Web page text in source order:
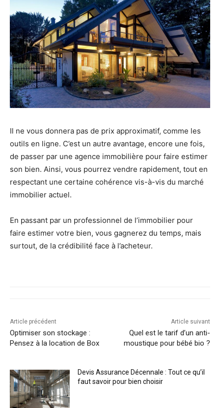
Il ne vous donnera pas de prix approximatif, comme les
outils en ligne. C’est un autre avantage, encore une fois,
de passer par une agence immobilière pour faire estimer
son bien. Ainsi, vous pourrez vendre rapidement, tout en
respectant une certaine cohérence vis-à-vis du marché
immobilier actuel.
En passant par un professionnel de l’immobilier pour
faire estimer votre bien, vous gagnerez du temps, mais
surtout, de la crédibilité face à l’acheteur.
Article précédent
Optimiser son stockage :
Pensez à la location de Box
Article suivant
Quel est le tarif d’un anti-
moustique pour bébé bio ?
Devis Assurance Décennale : Tout ce qu’il
faut savoir pour bien choisir